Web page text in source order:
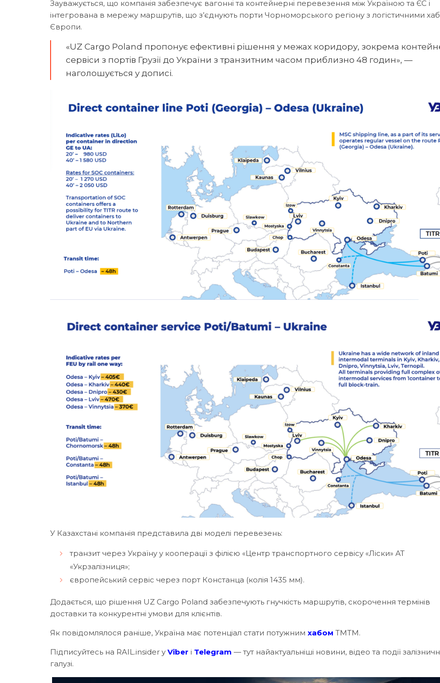
Зауважується, що компанія забезпечує вагонні та контейнерні перевезення між Україною та ЄС і
інтегрована в мережу маршрутів, що з’єднують порти Чорноморського регіону з логістичними
Європи.
«UZ Cargo Poland пропонує ефективні рішення у межах коридору, зокрема
сервіси з портів Грузії до України з транзитним часом приблизно 48 годин», —
наголошується у дописі.
У Казахстані компанія представила дві моделі перевезень:
транзит через Україну у кооперації з філією «Центр транспортного сервісу «Ліски» АТ
«Укрзалізниця»;
європейський сервіс через порт Констанца (колія 1435 мм).
Додається, що рішення UZ Cargo Poland забезпечують гнучкість маршрутів, скорочення термінів
доставки та конкурентні умови для клієнтів.
Як повідомлялося раніше, Україна має потенціал стати потужним хабом ТМТМ.
Підписуйтесь на RAIL.insider у Viber і Telegram — тут найактуальніші новини, відео та події
галузі.